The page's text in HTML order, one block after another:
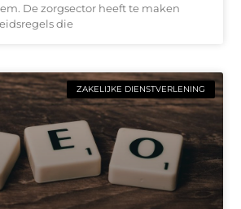
De zorgsector heeft te maken
die
ZAKELIJKE DIENSTVERLENING